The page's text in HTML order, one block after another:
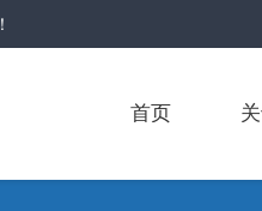
！
首页